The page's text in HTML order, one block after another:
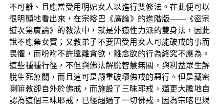
不可離、且應當受用明妃女人以進行雙修法。在此便可以
很明顯地看出來，在宗喀巴《廣論》的進階版——《密宗
道次第廣論》的教法中，就是外道性力派的雙身法，因此
說不應棄女寶；又教弟子不要因受用女人可能破戒的事而
畏懼，而吩咐不許遠離貪欲，離念欲的行為終究不應為。
這些種種行徑，不但與佛法解脫智慧無關，與利益眾生解
脫生死無關，而且這可是嚴重破壞佛戒的惡行。但是藏密
喇嘛教卻自外於佛戒，而施設了三昧耶戒，還更大膽地自
認為這個三昧耶戒，已經超過了一切佛戒。因為宗喀巴規